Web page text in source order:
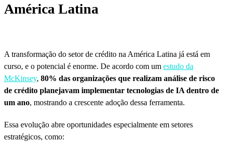
América Latina
A transformação do setor de crédito na América Latina já está em
curso, e o potencial é enorme. De acordo com um estudo da
McKinsey, 80% das organizações que realizam análise de risco
de crédito planejavam implementar tecnologias de IA dentro de
um ano, mostrando a crescente adoção dessa ferramenta.
Essa evolução abre oportunidades especialmente em setores
estratégicos, como: